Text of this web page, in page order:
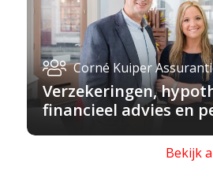
Corné Kuiper
Verzekeringen,
financieel advies en
Bekijk